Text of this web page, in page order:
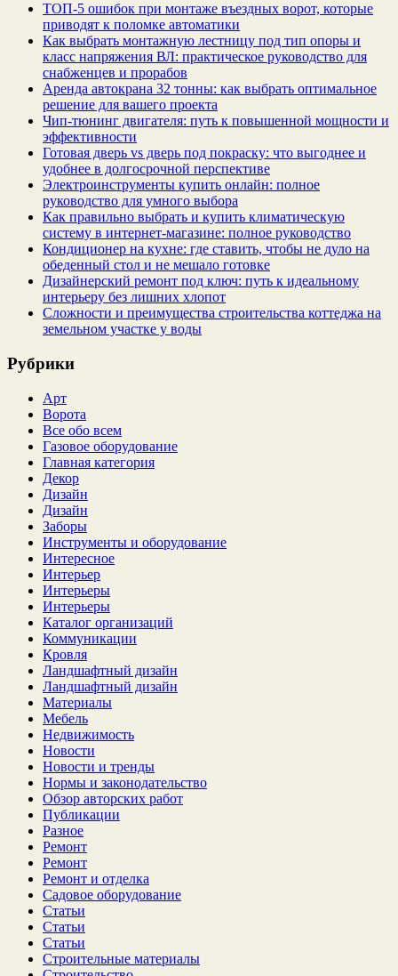
ТОП-5 ошибок при монтаже въездных ворот, которые
приводят к поломке автоматики
Как выбрать монтажную лестницу под тип опоры и
класс напряжения ВЛ: практическое руководство для
снабженцев и прорабов
Аренда автокрана 32 тонны: как выбрать оптимальное
решение для вашего проекта
Чип‑тюнинг двигателя: путь к повышенной мощности и
эффективности
Готовая дверь vs дверь под покраску: что выгоднее и
удобнее в долгосрочной перспективе
Электроинструменты купить онлайн: полное
руководство для умного выбора
Как правильно выбрать и купить климатическую
систему в интернет‑магазине: полное руководство
Кондиционер на кухне: где ставить, чтобы не дуло на
обеденный стол и не мешало готовке
Дизайнерский ремонт под ключ: путь к идеальному
интерьеру без лишних хлопот
Сложности и преимущества строительства коттеджа на
земельном участке у воды
Рубрики
Арт
Ворота
Все обо всем
Газовое оборудование
Главная категория
Декор
Дизайн
Дизайн
Заборы
Инструменты и оборудование
Интересное
Интерьер
Интерьеры
Интерьеры
Каталог организаций
Коммуникации
Кровля
Ландшафтный дизайн
Ландшафтный дизайн
Материалы
Мебель
Недвижимость
Новости
Новости и тренды
Нормы и законодательство
Обзор авторских работ
Публикации
Разное
Ремонт
Ремонт
Ремонт и отделка
Садовое оборудование
Статьи
Статьи
Статьи
Строительные материалы